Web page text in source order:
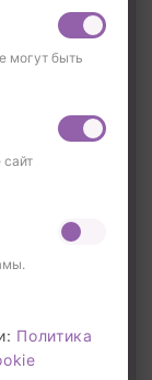
могут быть
Политика
—